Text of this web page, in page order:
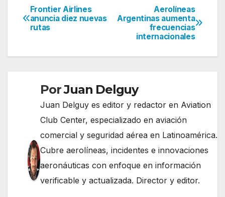
Navegación
de
entradas
Aerolíneas
Argentinas aumenta
frecuencias
internacionales
Frontier Airlines
anuncia diez nuevas
rutas
PorJuan Delguy
Juan Delguy es editor y redactor en Aviation
Club Center, especializado en aviación
comercial y seguridad aérea en Latinoamérica.
Cubre aerolíneas, incidentes e innovaciones
aeronáuticas con enfoque en información
verificable y actualizada. Director y editor.